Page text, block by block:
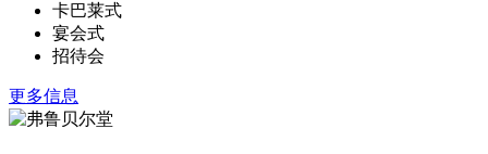
卡巴莱式
宴会式
招待会
更多信息